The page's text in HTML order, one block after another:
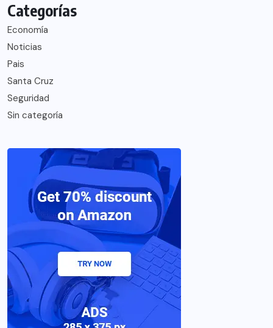
Categorías
Economía
Noticias
Pais
Santa Cruz
Seguridad
Sin categoría